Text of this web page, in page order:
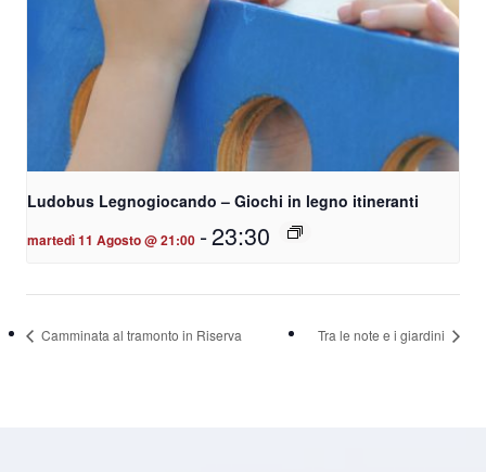
Ludobus Legnogiocando – Giochi in legno itineranti
martedì 11 Agosto @ 21:00 -23:30
Camminata al tramonto in Riserva Tra le note e i giardini